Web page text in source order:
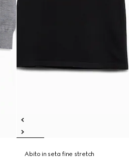
Abito in seta fine stretch